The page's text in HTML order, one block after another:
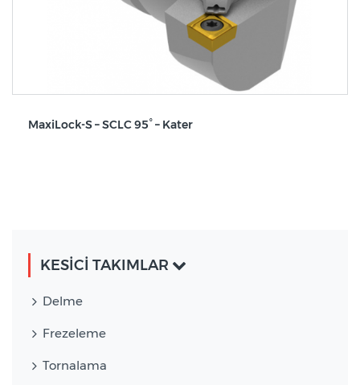
MaxiLock-S – SCLC 95° – Kater
KESİCİ TAKIMLAR
Delme
Frezeleme
Tornalama